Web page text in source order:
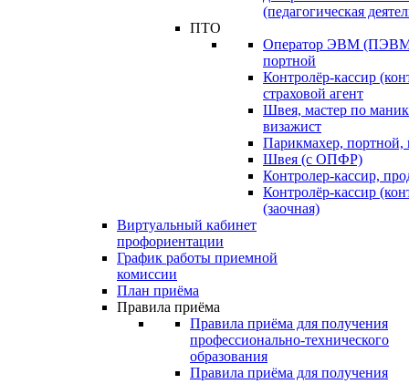
(педагогическая
ПТО
Оператор ЭВМ
портной
Контролёр-кассир
страховой агент
Швея, мастер по
визажист
Парикмахер, портной,
Швея (с ОПФР)
Контролер-кассир,
Контролёр-кассир
(заочная)
Виртуальный кабинет
профориентации
График работы приемной
комиссии
План приёма
Правила приёма
Правила приёма для получения
профессионально-технического
образования
Правила приёма для получения